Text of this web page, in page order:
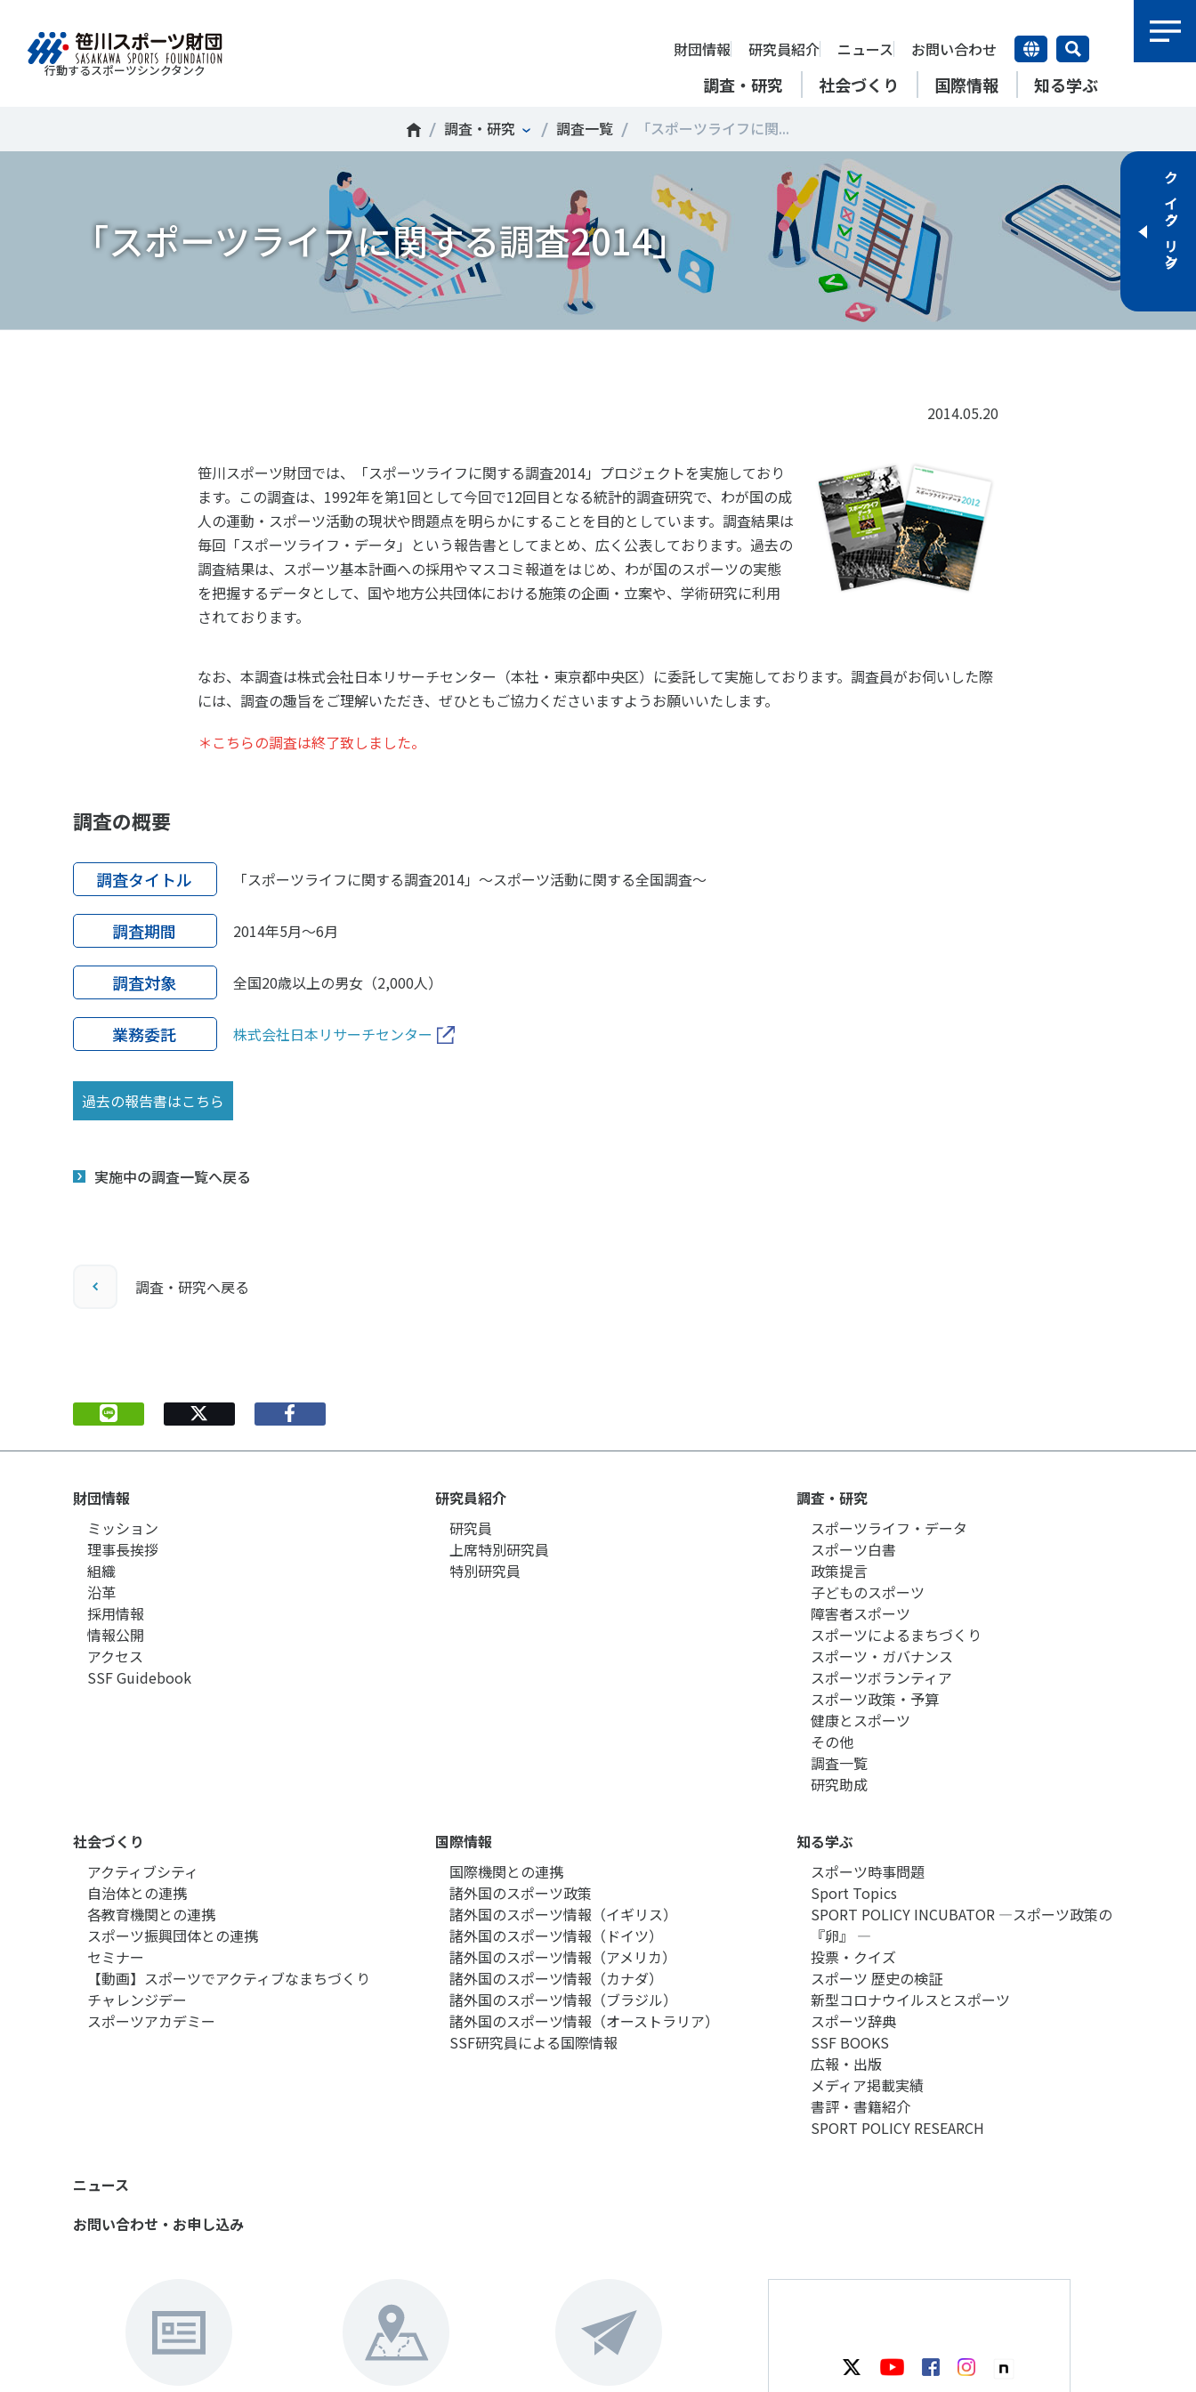
行動するスポーツシンクタンク
調査・研究 社会づくり 国際情報 知る学ぶ
財団情報 研究員紹介 ニュース お問い合わせ
財団情報
ミッション
理事長挨拶
組織
沿革
採用情報
情報公開
アクセス
SSF Guidebook
研究員紹介
上席特別研究員
特別研究員
社会づくり
アクティブシティ
自治体との連携
各教育機関との連携
スポーツ振興団体との連携
スポーツアカデミー
国際情報
国際機関との連携
諸外国のスポーツ政策
諸外国のスポーツ情報（イギリス）
諸外国のスポーツ情報（ドイツ）
諸外国のスポーツ情報（オーストラリア
お問い合わせ・お申し込み
＃誰が子どものスポーツをささえるのか ＃部活動 ＃アクティブなまちづくり ＃日本人の身体活動と健康寿命 ＃障害者スポーツ ＃スポーツ基本計画
＃競技人口 ＃高齢者スポーツ ＃差別とダイバーシティ
スポーツ政策・予算 健康とスポーツ
社会づくり
スポーツ振興団体との連携
【動画】スポーツでアクティブ
なまちづくり
知る学ぶ
スポーツ 歴史の検証
スポーツ辞典
Mission＆Visionの達成に向けさまざまな
析・研究に基づく実現性のある政策提言
につなげています。
スポーツライフ・データ
スポーツ白書
政策提言
子どものスポーツ
障害者スポーツ
スポーツによるまちづくり
スポーツ・ガバナンス
スポーツボランティア
スポーツ政策・予算
健康とスポーツ
その他
調査一覧
【動画】スポーツでアクティブ
なまちづくり
新たな地域スポーツプラットフォーム
RSMO 地域スポーツ運営組織
運動部活動の実態と地域展開・
地域移行
自治体・スポーツ組織・企業・教育機関等と連携し、スポー
ツ推進計画の策定やスポーツ振興、地域課題の解決につなが
る取り組みを共同で実践しています。
アクティブシティ
自治体との連携
各教育機関との連携
スポーツ振興団体との連携
セミナー
【動画】スポーツでアクティブなまちづくり
チャレンジデー30年の取り組み
アクティブチャレンジ
スポーツ・ライフデータ
運動部活動の実態と地域展開・
地域移行
「スポーツ・フォー・オール」の理念を共有する国際機関や
日本国外の組織との連携、国際会議での研究成果の発表など
を行います。また、諸外国のスポーツ政策の比較、研究、情
報収集に積極的に取り組んでいます。
国際機関との連携
諸外国のスポーツ政策
諸外国のスポーツ事情
SSF研究員による国際情報コラム
SSFの英語版WEBサイト
SSFとできること
自治体／行政機関の方へ
SSFとできること
研究機関／競技団体の方へ
ツ界の諸問題に関するコラム、スポーツ
史に残る貴重な証言など、様々な読み物
コンテンツを作成し、スポーツの果たす
運動部活動の実態と地域展開・地域
移行
スポーツ時事問題
SPORT TOPICS
障害者のスポーツの日常化
誰もがささえやすい子どものスポー
ツの環境づくり
スポーツ辞典
スポーツ 歴史の検証
SPORT POLICY INCUBATOR―スポ
ーツ政策の『卵』―
SSF BOOKS
広報・出版
投票・クイズ
新型コロナウイルスとスポーツ
SSFとできること
自治体／行政機関の方へ
SSFとできること
研究機関／競技団体の方へ
SSFとできること
学生／大学生の方へ
クイックリンク
調査・研究 調査一覧 「スポーツライフに関...
「スポーツライフに関する調査2014」
2014.05.20
笹川スポーツ財団では、「スポーツライフに関する調査2014」プロジェクトを実施しており
ます。この調査は、1992年を第1回として今回で12回目となる統計的調査研究で、わが国の成
人の運動・スポーツ活動の現状や問題点を明らかにすることを目的としています。調査結果は
毎回「スポーツライフ・データ」という報告書としてまとめ、広く公表しております。過去の
調査結果は、スポーツ基本計画への採用やマスコミ報道をはじめ、わが国のスポーツの実態
を把握するデータとして、国や地方公共団体における施策の企画・立案や、学術研究に利用
されております。
なお、本調査は株式会社日本リサーチセンター（本社・東京都中央区）に委託して実施しております。調査員がお伺いした際
には、調査の趣旨をご理解いただき、ぜひともご協力くださいますようお願いいたします。
＊こちらの調査は終了致しました。
調査の概要
調査タイトル 「スポーツライフに関する調査2014」～スポーツ活動に関する全国調査～
調査期間 2014年5月～6月
調査対象 全国20歳以上の男女（2,000人）
業務委託 株式会社日本リサーチセンター
過去の報告書はこちら
実施中の調査一覧へ戻る
調査・研究へ戻る
財団情報
ミッション
理事長挨拶
組織
沿革
採用情報
情報公開
アクセス
SSF Guidebook
研究員紹介
研究員
上席特別研究員
特別研究員
調査・研究
スポーツライフ・データ
スポーツ白書
政策提言
子どものスポーツ
障害者スポーツ
スポーツによるまちづくり
スポーツ・ガバナンス
スポーツボランティア
スポーツ政策・予算
健康とスポーツ
その他
調査一覧
研究助成
社会づくり
アクティブシティ
自治体との連携
各教育機関との連携
スポーツ振興団体との連携
セミナー
【動画】スポーツでアクティブなまちづくり
チャレンジデー
スポーツアカデミー
国際情報
国際機関との連携
諸外国のスポーツ政策
諸外国のスポーツ情報（イギリス）
諸外国のスポーツ情報（ドイツ）
諸外国のスポーツ情報（アメリカ）
諸外国のスポーツ情報（カナダ）
諸外国のスポーツ情報（ブラジル）
諸外国のスポーツ情報（オーストラリア）
SSF研究員による国際情報
知る学ぶ
スポーツ時事問題
Sport Topics
SPORT POLICY INCUBATOR ―スポーツ政策の
『卵』 ―
投票・クイズ
スポーツ 歴史の検証
新型コロナウイルスとスポーツ
スポーツ辞典
SSF BOOKS
広報・出版
メディア掲載実績
書評・書籍紹介
SPORT POLICY RESEARCH
ニュース
お問い合わせ・お申し込み